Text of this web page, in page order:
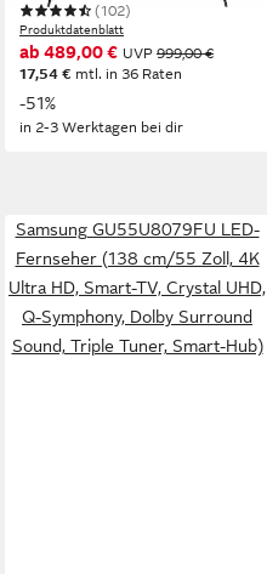
(102)
Produktdatenblatt
ab 489,00 € UVP 999,00 €
17,54 € mtl. in 36 Raten
-51%
in 2-3 Werktagen bei dir
Samsung GU55U8079FU LED-
Fernseher (138 cm/55 Zoll, 4K
Ultra HD, Smart-TV, Crystal UHD,
Q-Symphony, Dolby Surround
Sound, Triple Tuner, Smart-Hub)